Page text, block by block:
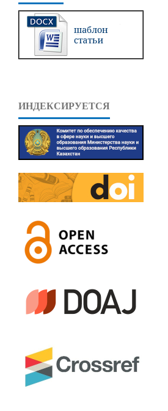
ИНДЕКСИРУЕТСЯ